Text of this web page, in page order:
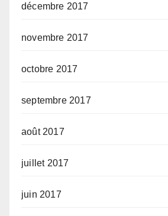
décembre 2017
novembre 2017
octobre 2017
septembre 2017
août 2017
juillet 2017
juin 2017